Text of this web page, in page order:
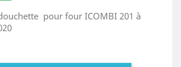
pour four ICOMBI 201 à